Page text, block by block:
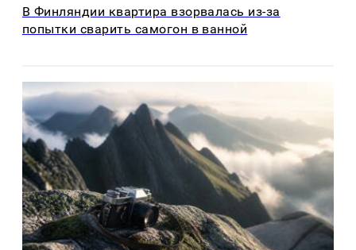
В Финляндии квартира взорвалась из-за
попытки сварить самогон в ванной